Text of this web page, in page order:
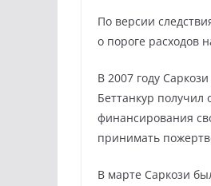
По версии
о пороге расходов
В 2007 году
Беттанкур
финансирования
принимать
В марте Саркози